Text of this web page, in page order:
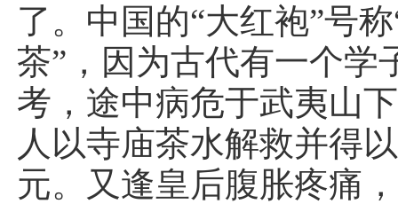
了。中国的“大红袍”号
茶”，因为古代有一个学
考，途中病危于武夷山
人以寺庙茶水解救并得
元。又逢皇后腹胀疼痛